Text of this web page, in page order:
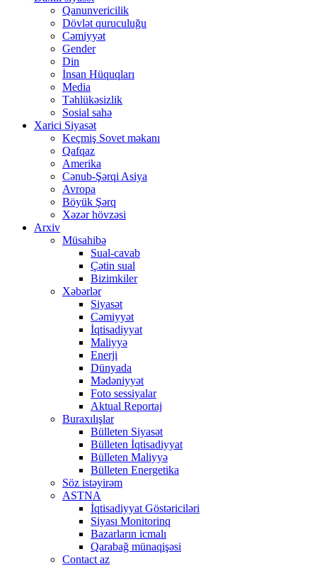
Qanunvericilik
Dövlət quruculuğu
Cəmiyyət
Gender
Din
İnsan Hüquqları
Media
Təhlükəsizlik
Sosial sahə
Xarici Siyasət
Keçmiş Sovet məkanı
Qafqaz
Amerika
Cənub-Şərqi Asiya
Avropa
Böyük Şərq
Xəzər hövzəsi
Arxiv
Müsahibə
Sual-cavab
Çətin sual
Bizimkiler
Xəbərlər
Siyasət
Cəmiyyət
İqtisadiyyat
Maliyyə
Enerji
Dünyada
Mədəniyyət
Foto sessiyalar
Aktual Reportaj
Buraxılışlar
Bülleten Siyasət
Bülleten İqtisadiyyat
Bülleten Maliyyə
Bülleten Energetika
Söz istəyirəm
ASTNA
İqtisadiyyat Göstəriciləri
Siyası Monitorinq
Bazarların icmalı
Qarabağ münaqişəsi
Contact az